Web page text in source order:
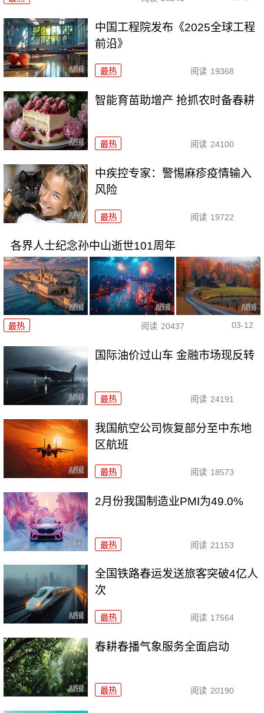
中国工程院发布《2025全球工程
前沿》
最热 阅读 19368
智能育苗助增产 抢抓农时备春耕
最热 阅读 24100
中疾控专家：警惕麻疹疫情输入
风险
最热 阅读 19722
各界人士纪念孙中山逝世101周年
最热 阅读 20437 03-12
国际油价过山车 金融市场现反转
最热 阅读 24191
我国航空公司恢复部分至中东地
区航班
最热 阅读 18573
2月份我国制造业PMI为49.0%
最热 阅读 21153
全国铁路春运发送旅客突破4亿人
次
最热 阅读 17564
春耕春播气象服务全面启动
最热 阅读 20190